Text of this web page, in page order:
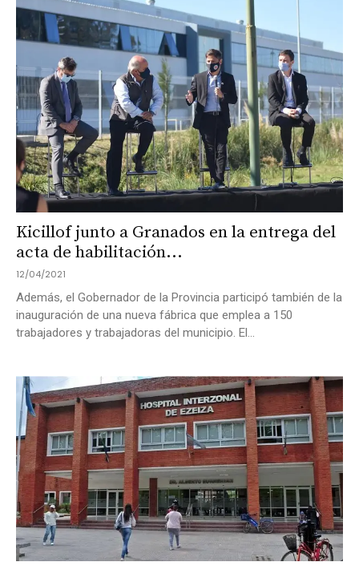
Kicillof junto a Granados en la entrega del
acta de habilitación...
12/04/2021
Además, el Gobernador de la Provincia participó también de la
inauguración de una nueva fábrica que emplea a 150
trabajadores y trabajadoras del municipio. El...